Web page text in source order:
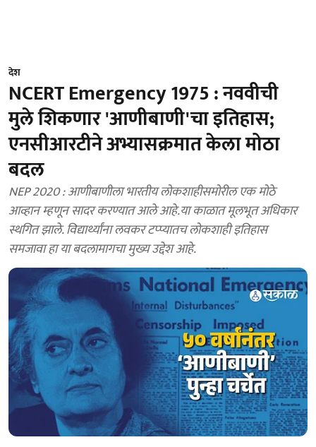
देश
NCERT Emergency 1975 : नववीची
मुले शिकणार 'आणीबाणी'चा इतिहास;
एनसीआरटीने अभ्यासक्रमात केला मोठा
बदल
NEP 2020 : आणीबाणीला भारतीय लोकशाहीसमोरील एक मोठे
आव्हान म्हणून सादर करण्यात आले आहे.या काळात मूलभूत अधिकार
स्थगित झाले. विद्यार्थ्यांना लवकर टप्प्यातच लोकशाही इतिहास
समजावा हा या बदलामागचा मुख्य उद्देश आहे.